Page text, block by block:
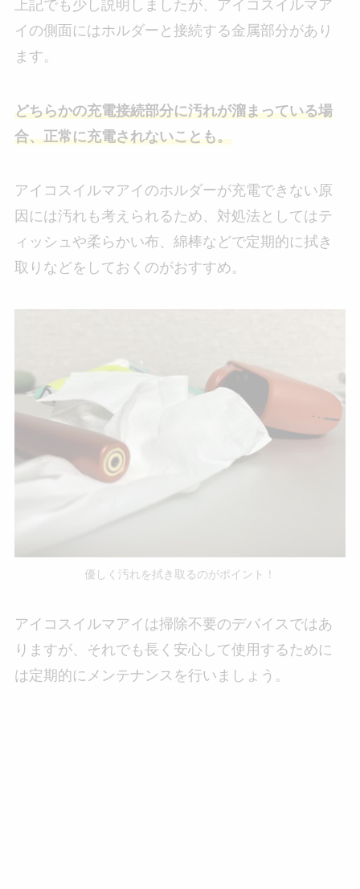
上記でも少し説明しましたが、アイコスイルマア
イの側面にはホルダーと接続する金属部分があり
ます。
どちらかの充電接続部分に汚れが溜まっている場
合、正常に充電されないことも。
アイコスイルマアイのホルダーが充電できない原
因には汚れも考えられるため、対処法としてはテ
ィッシュや柔らかい布、綿棒などで定期的に拭き
取りなどをしておくのがおすすめ。
優しく汚れを拭き取るのがポイント！
アイコスイルマアイは掃除不要のデバイスではあ
りますが、それでも長く安心して使用するために
は定期的にメンテナンスを行いましょう。